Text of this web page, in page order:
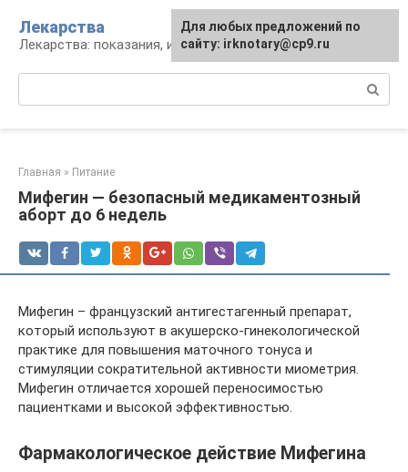
контенту
Лекарства
Лекарства: показания, инструкция, аналоги
Главная » Питание
Мифегин — безопасный медикаментозный
аборт до 6 недель
Мифегин – французский антигестагенный препарат,
который используют в акушерско-гинекологической
практике для повышения маточного тонуса и
стимуляции сократительной активности миометрия.
Мифегин отличается хорошей переносимостью
пациентками и высокой эффективностью.
Фармакологическое действие Мифегина
Для любых предложений по
сайту: irknotary@cp9.ru